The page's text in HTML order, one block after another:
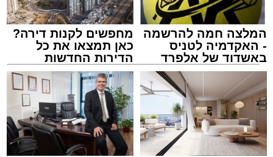
צילום: דוברות איחוד הצלה
מערכת האתר / 15:39 07.08.26
המלצה חמה להרשמה
- האקדמיה לטניס
באשדוד של אלפרד
קריאולנסקי - לילדים
מחפשים לקנות דירה?
כאן תמצאו את כל
הדירות החדשות
למכירה באשדוד >>>